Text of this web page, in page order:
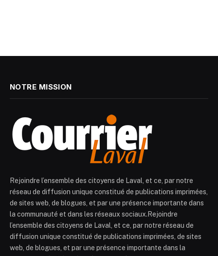
NOTRE MISSION
Rejoindre l’ensemble des citoyens de Laval, et ce, par notre
réseau de diffusion unique constitué de publications imprimées,
de sites web, de blogues, et par une présence importante dans
la communauté et dans les réseaux sociaux.Rejoindre
l’ensemble des citoyens de Laval, et ce, par notre réseau de
diffusion unique constitué de publications imprimées, de sites
web, de blogues, et par une présence importante dans la